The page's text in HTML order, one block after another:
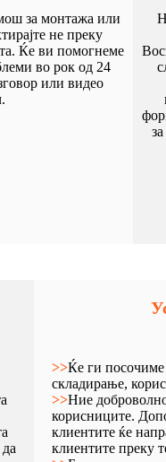
за монтажа или
не преку
Ќе ви помогнеме
во рок од 24
или видео
>>Ќе ги посочиме
складирање,
>>Ние
корисниците.
клиентите ќе
клиентите преку